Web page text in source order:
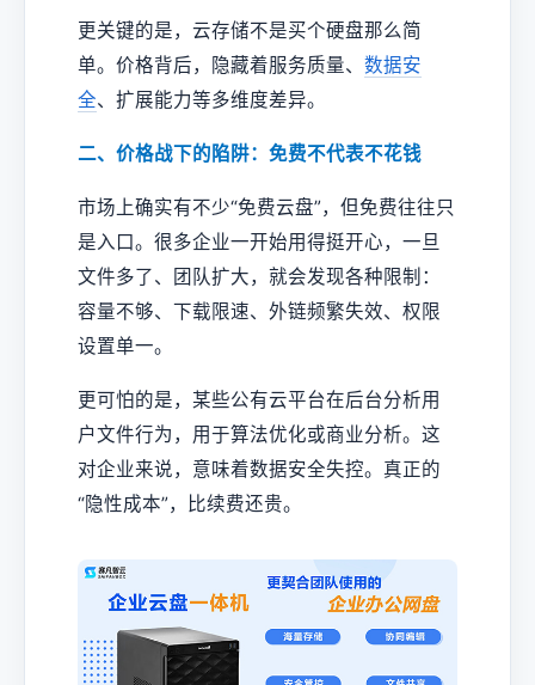
更关键的是，云存储不是买个硬盘那么简
单。价格背后，隐藏着服务质量、 数据安
全、扩展能力等多维度差异。
二、价格战下的陷阱：免费不代表不花钱
市场上确实有不少“免费云盘”，但免费往往只
是入口。很多企业一开始用得挺开心，一旦
文件多了、团队扩大，就会发现各种限制：
容量不够、下载限速、外链频繁失效、权限
设置单一。
更可怕的是，某些公有云平台在后台分析用
户文件行为，用于算法优化或商业分析。这
对企业来说，意味着数据安全失控。真正的
“隐性成本”，比续费还贵。